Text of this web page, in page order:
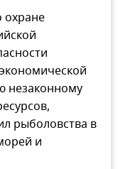
охране
незаконному
рыболовства в
и